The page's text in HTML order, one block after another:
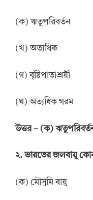
(ক) ঋতুপরিবর্তন
(খ) অত্যধিক
(গ) বৃষ্টিপাতাশ্রয়ী
(ঘ) অত্যধিক গরম
উত্তর– (ক)
২. ভারতের জলবায়ু কোন
(ক) মৌসুমি বায়ু